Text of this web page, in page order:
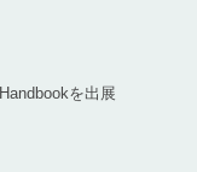
を出展